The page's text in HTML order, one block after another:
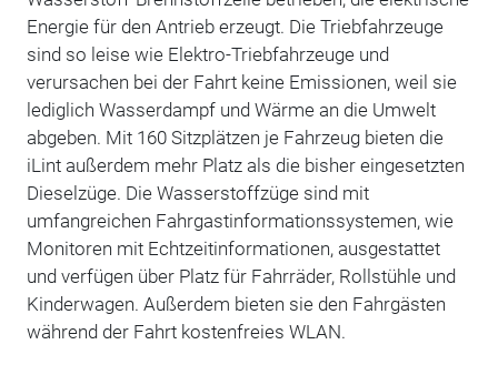
Energie für den Antrieb erzeugt. Die Triebfahrzeuge
sind so leise wie Elektro-Triebfahrzeuge und
verursachen bei der Fahrt keine Emissionen, weil sie
lediglich Wasserdampf und Wärme an die Umwelt
abgeben. Mit 160 Sitzplätzen je Fahrzeug bieten die
iLint außerdem mehr Platz als die bisher eingesetzten
Dieselzüge. Die Wasserstoffzüge sind mit
umfangreichen Fahrgastinformationssystemen, wie
Monitoren mit Echtzeitinformationen, ausgestattet
und verfügen über Platz für Fahrräder, Rollstühle und
Kinderwagen. Außerdem bieten sie den Fahrgästen
während der Fahrt kostenfreies WLAN.